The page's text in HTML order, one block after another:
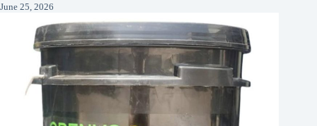
June 25, 2026